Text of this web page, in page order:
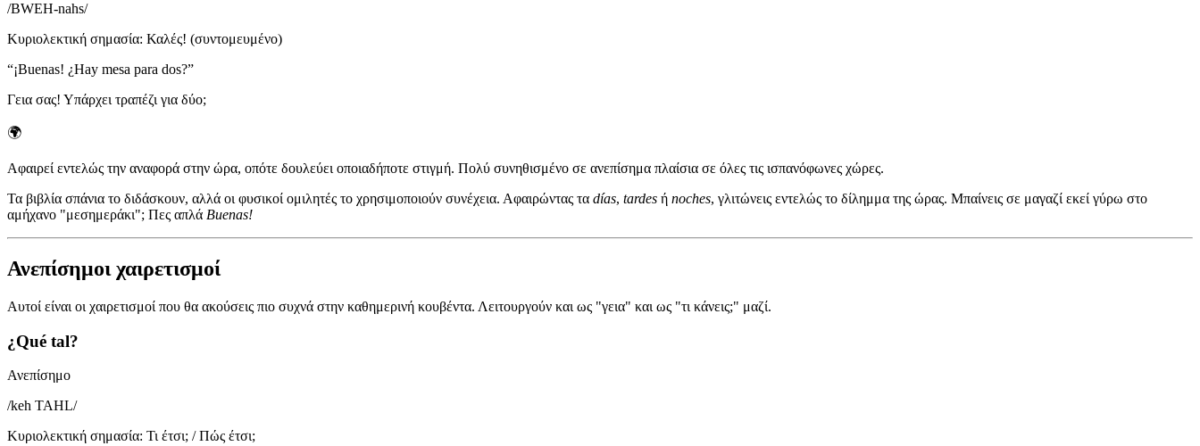
/BWEH-nahs/
Κυριολεκτική σημασία: Καλές! (συντομευμένο)
“¡Buenas! ¿Hay mesa para dos?”
Γεια σας! Υπάρχει τραπέζι για δύο;
🌍
Αφαιρεί εντελώς την αναφορά στην ώρα, οπότε δουλεύει οποιαδήποτε στιγμή. Πολύ συνηθισμένο σε ανεπίσημα πλαίσια σε όλες τις ισπανόφωνες χώρες.
Τα βιβλία σπάνια το διδάσκουν, αλλά οι φυσικοί ομιλητές το χρησιμοποιούν συνέχεια. Αφαιρώντας τα días, tardes ή noches, γλιτώνεις εντελώς το δίλημμα της ώρας. Μπαίνεις σε μαγαζί εκεί γύρω στο
αμήχανο "μεσημεράκι"; Πες απλά Buenas!
Ανεπίσημοι χαιρετισμοί
Αυτοί είναι οι χαιρετισμοί που θα ακούσεις πιο συχνά στην καθημερινή κουβέντα. Λειτουργούν και ως "γεια" και ως "τι κάνεις;" μαζί.
¿Qué tal?
Ανεπίσημο
/keh TAHL/
Κυριολεκτική σημασία: Τι έτσι; / Πώς έτσι;